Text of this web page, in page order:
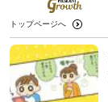
トップページへ